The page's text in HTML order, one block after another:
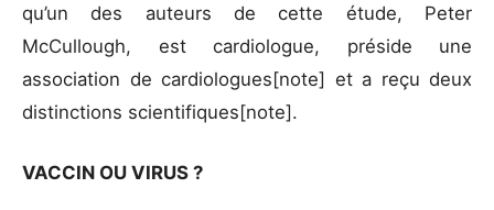
qu’un des auteurs de cette étude, Peter
McCullough, est cardiologue, préside une
association de cardiologues[note] et a reçu deux
distinctions scientifiques[note].
VACCIN OU VIRUS ?